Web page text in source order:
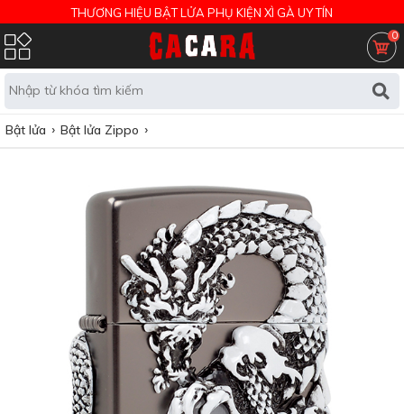
THƯƠNG HIỆU BẬT LỬA PHỤ KIỆN XÌ GÀ UY TÍN
0
Bật lửa Bật lửa Zippo